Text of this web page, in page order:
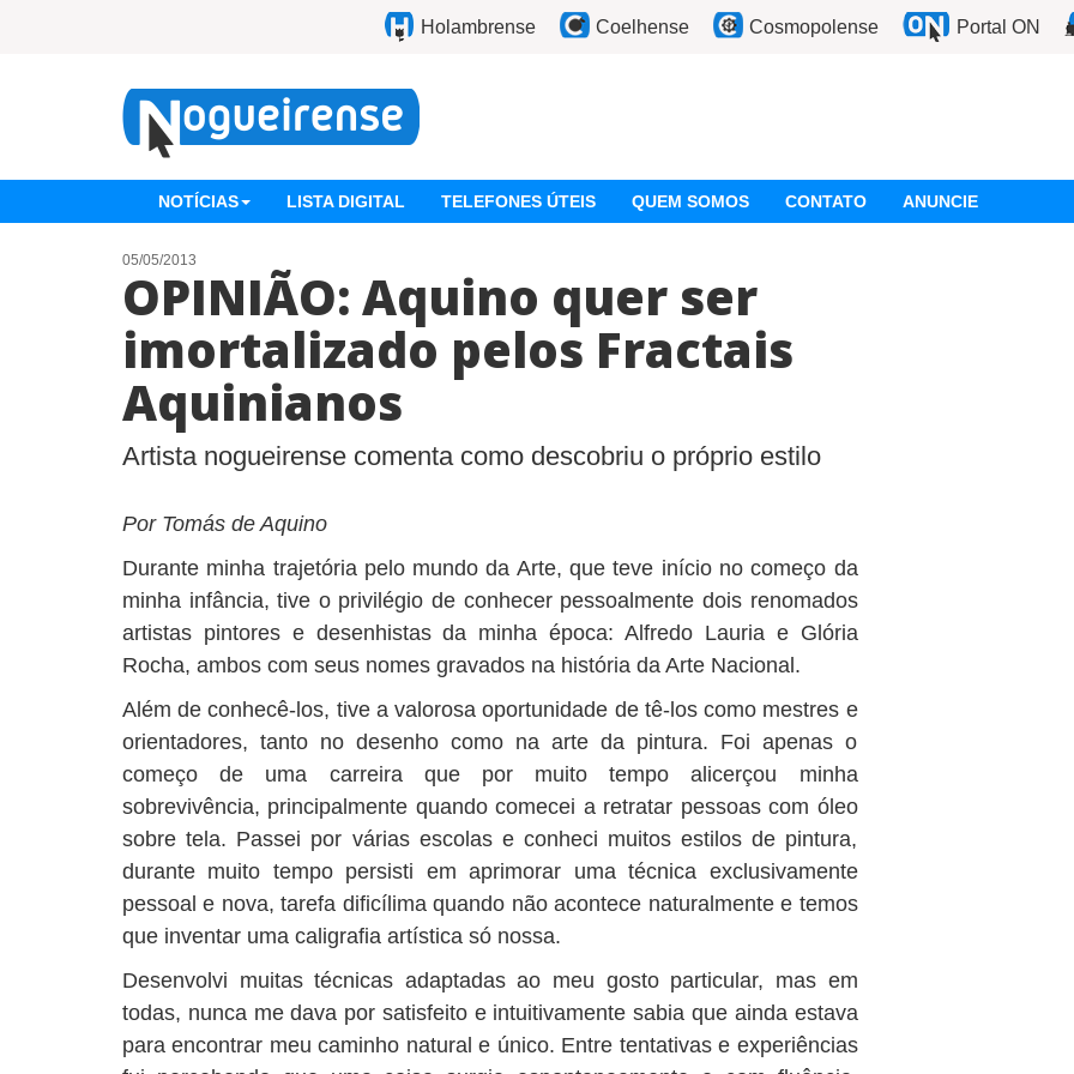
Holambrense Coelhense Cosmopolense Portal ON
NOTÍCIAS LISTA DIGITAL TELEFONES ÚTEIS QUEM SOMOS CONTATO ANUNCIE
05/05/2013
OPINIÃO: Aquino quer ser
imortalizado pelos Fractais
Aquinianos
Artista nogueirense comenta como descobriu o próprio estilo
Por Tomás de Aquino
Durante minha trajetória pelo mundo da Arte, que teve início no começo da
minha infância, tive o privilégio de conhecer pessoalmente dois renomados
artistas pintores e desenhistas da minha época: Alfredo Lauria e Glória
Rocha, ambos com seus nomes gravados na história da Arte Nacional.
Além de conhecê-los, tive a valorosa oportunidade de tê-los como mestres e
orientadores, tanto no desenho como na arte da pintura. Foi apenas o
começo de uma carreira que por muito tempo alicerçou minha
sobrevivência, principalmente quando comecei a retratar pessoas com óleo
sobre tela. Passei por várias escolas e conheci muitos estilos de pintura,
durante muito tempo persisti em aprimorar uma técnica exclusivamente
pessoal e nova, tarefa dificílima quando não acontece naturalmente e temos
que inventar uma caligrafia artística só nossa.
Desenvolvi muitas técnicas adaptadas ao meu gosto particular, mas em
todas, nunca me dava por satisfeito e intuitivamente sabia que ainda estava
para encontrar meu caminho natural e único. Entre tentativas e experiências